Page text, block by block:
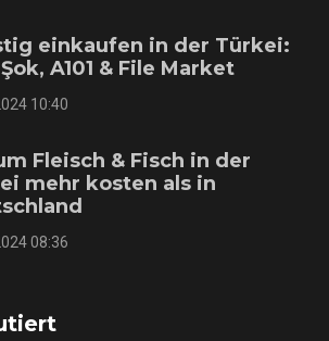
einkaufen in der Türkei:
A101 & File Market
10:40
Fleisch & Fisch in der
mehr kosten als in
08:36